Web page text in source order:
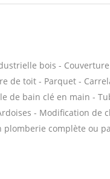
bois -
de toit - Parquet -
de bain clé en main -
- Modification de
plomberie complète ou